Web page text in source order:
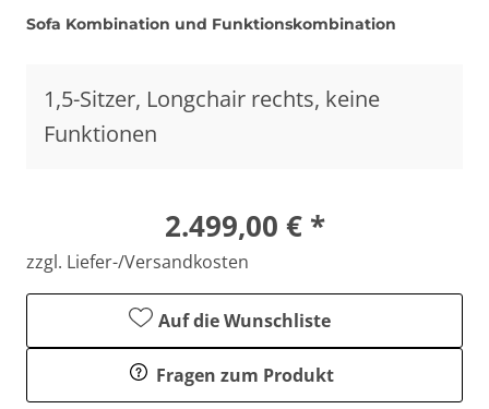
Sofa Kombination und Funktionskombination
1,5-Sitzer, Longchair rechts, keine
Funktionen
2.499,00 € *
zzgl. Liefer-/Versandkosten
Auf die Wunschliste
Fragen zum Produkt